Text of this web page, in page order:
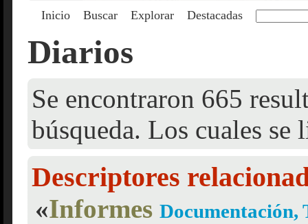
Inicio Buscar Explorar Destacadas
Diarios
Se encontraron 665
búsqueda. Los cuales se
Descriptores
«Informes Documentación,